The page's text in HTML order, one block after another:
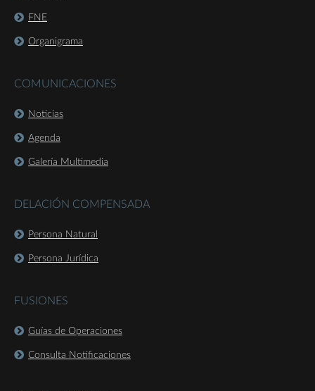
FNE
Organigrama
COMUNICACIONES
Noticias
Agenda
Galería Multimedia
DELACIÓN COMPENSADA
Persona Natural
Persona Jurídica
FUSIONES
Guías de Operaciones
Consulta Notificaciones